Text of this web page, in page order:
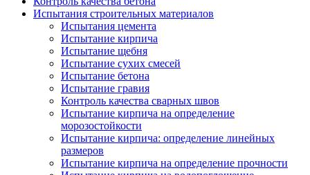
Испытания строительных материалов
Испытания цемента
Испытание кирпича
Испытание щебня
Испытание сухих смесей
Испытание бетона
Испытание гравия
Контроль качества сварных швов
Испытание кирпича на определение
морозостойкости
Испытание кирпича: определение линейных
размеров
Испытание кирпича на определение прочности